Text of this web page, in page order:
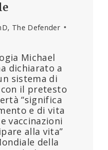
The Defender
Michael
dichiarato a
sistema di
il pretesto
“significa
e di vita
vaccinazioni
alla vita”
della